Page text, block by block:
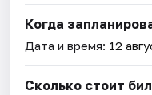
Когда
Дата и время: 12
Сколько стоит